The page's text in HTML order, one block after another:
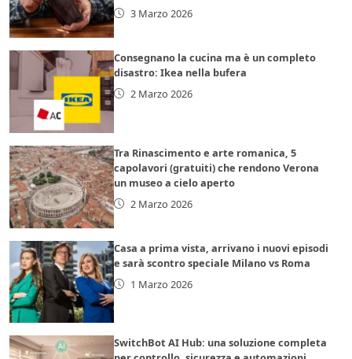
3 Marzo 2026
Consegnano la cucina ma è un completo
disastro: Ikea nella bufera
2 Marzo 2026
Tra Rinascimento e arte romanica, 5
capolavori (gratuiti) che rendono Verona
un museo a cielo aperto
2 Marzo 2026
Casa a prima vista, arrivano i nuovi episodi
e sarà scontro speciale Milano vs Roma
1 Marzo 2026
SwitchBot AI Hub: una soluzione completa